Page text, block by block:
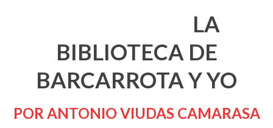
LA
BIBLIOTECA DE
BARCARROTA Y YO
POR ANTONIO VIUDAS CAMARASA